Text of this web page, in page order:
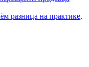
разница на практике,